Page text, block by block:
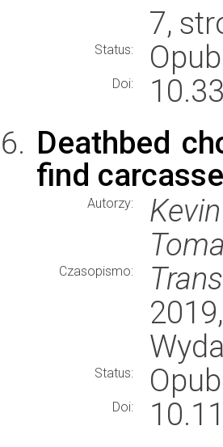
7,
Status:
Doi:
Deathbed
find
Autorzy:
Czasopismo:
Status:
Doi: